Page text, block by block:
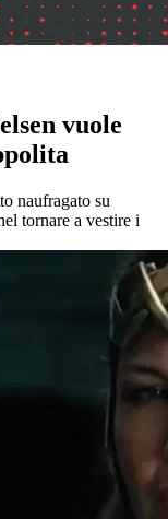
vuole
naufragato su
tornare a vestire i